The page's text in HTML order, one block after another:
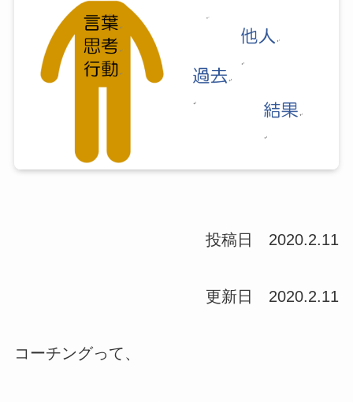
投稿日 2020.2.11
更新日 2020.2.11
コーチングって、